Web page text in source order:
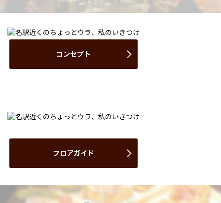
コンセプト
フロアガイド